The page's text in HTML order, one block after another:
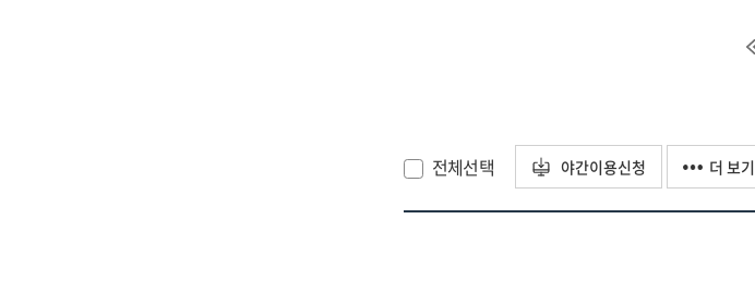
[전자자료]
전체선택 야간이용신청 더 보기